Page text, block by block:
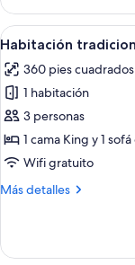
y
sofá
cama
Premium,
cama
size
sofá
cama
Abrir
todas
las
fotos
de
Habitación
tradicional,
cama
5
Habitación
360 pies cuadrados
1 habitación
3 personas
1 cama King y 1
Wifi gratuito
Más detalles
Más
tradicional,